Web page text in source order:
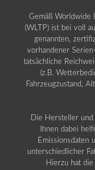
Gemäß Worldwide
(WLTP) ist bei voll
genannten,
vorhandener
tatsächliche
(z.B.
Fahrzeugzustand,
Die Hersteller
Ihnen dabei
Emissionsdaten
unterschiedlicher
Hierzu hat